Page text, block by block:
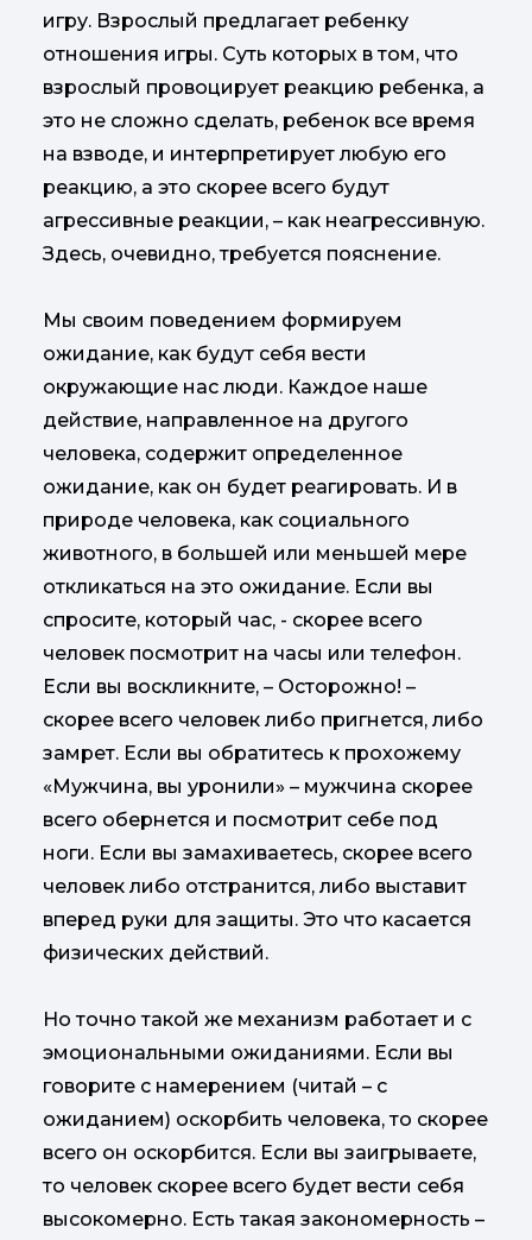
игру. Взрослый предлагает ребенку
отношения игры. Суть которых в том, что
взрослый провоцирует реакцию ребенка, а
это не сложно сделать, ребенок все время
на взводе, и интерпретирует любую его
реакцию, а это скорее всего будут
агрессивные реакции, – как неагрессивную.
Здесь, очевидно, требуется пояснение.
Мы своим поведением формируем
ожидание, как будут себя вести
окружающие нас люди. Каждое наше
действие, направленное на другого
человека, содержит определенное
ожидание, как он будет реагировать. И в
природе человека, как социального
животного, в большей или меньшей мере
откликаться на это ожидание. Если вы
спросите, который час, - скорее всего
человек посмотрит на часы или телефон.
Если вы воскликните, – Осторожно! –
скорее всего человек либо пригнется, либо
замрет. Если вы обратитесь к прохожему
«Мужчина, вы уронили» – мужчина скорее
всего обернется и посмотрит себе под
ноги. Если вы замахиваетесь, скорее всего
человек либо отстранится, либо выставит
вперед руки для защиты. Это что касается
физических действий.
Но точно такой же механизм работает и с
эмоциональными ожиданиями. Если вы
говорите с намерением (читай – с
ожиданием) оскорбить человека, то скорее
всего он оскорбится. Если вы заигрываете,
то человек скорее всего будет вести себя
высокомерно. Есть такая закономерность –